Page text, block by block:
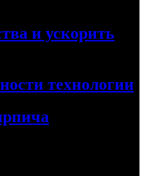
и ускорить
технологии